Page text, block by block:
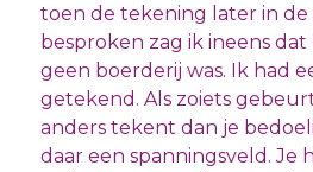
toen de tekening later in de
besproken zag ik ineens dat
geen boerderij was. Ik had
getekend. Als zoiets
anders tekent dan je
daar een spanningsveld. Je